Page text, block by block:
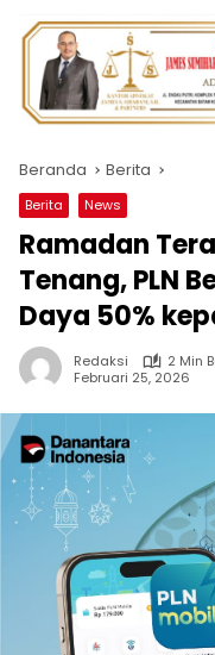
Beranda Berita
Berita News
Ramadan
Tenang, PLN
Daya 50%
Redaksi
2 Min
Februari 25, 2026